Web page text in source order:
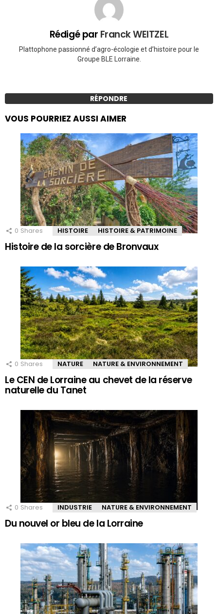
Rédigé par Franck WEITZEL
Plattophone passionné d’agro-écologie et d’histoire pour le
Groupe BLE Lorraine.
RÉPONDRE
VOUS POURRIEZ AUSSI AIMER
0 Shares HISTOIRE HISTOIRE & PATRIMOINE
Histoire de la sorcière de Bronvaux
0 Shares NATURE NATURE & ENVIRONNEMENT
Le CEN de Lorraine au chevet de la réserve
naturelle du Tanet
0 Shares INDUSTRIE NATURE & ENVIRONNEMENT
Du nouvel or bleu de la Lorraine